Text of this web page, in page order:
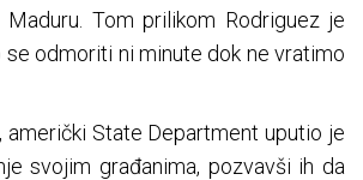
Tom prilikom Rodriguez je
se odmoriti ni minute dok ne vratimo
američki State Department uputio je
svojim građanima, pozvavši ih da